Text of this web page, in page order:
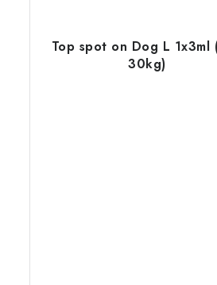
Top spot on Dog L 1x3ml
30kg)